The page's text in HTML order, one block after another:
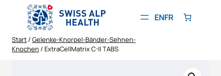
springen
ENFR
Start / Gelenke-Knorpel-Bänder-Sehnen-
Knochen / ExtraCellMatrix C-II TABS